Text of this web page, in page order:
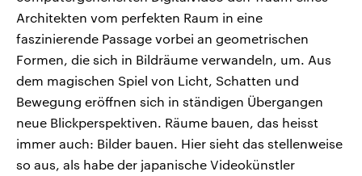
Architekten vom perfekten Raum in eine
faszinierende Passage vorbei an geometrischen
Formen, die sich in Bildräume verwandeln, um. Aus
dem magischen Spiel von Licht, Schatten und
Bewegung eröffnen sich in ständigen Übergangen
neue Blickperspektiven. Räume bauen, das heisst
immer auch: Bilder bauen. Hier sieht das stellenweise
so aus, als habe der japanische Videokünstler